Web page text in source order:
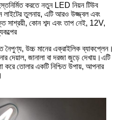
করতে নতুন LED নিয়ন টিউব
লাইটের তুলনায়, এটি আরও উজ্জ্বল এবং
সাশ্রয়ী, কোন শব্দ এবং তাপ নেই, 12V,
নৈপুণ্য, উচ্চ মানের এক্রাইলিক ব্যাকপ্লেন।
দেয়াল, জানালা বা দরজা জুড়ে দেখায়।এটি
তোলার একটি নিশ্চিত উপায়, আপনার